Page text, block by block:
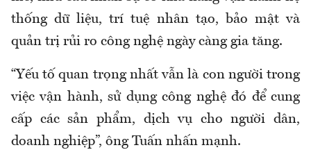
thống dữ liệu, trí tuệ nhân tạo, bảo mật và
quản trị rủi ro công nghệ ngày càng gia tăng.
“Yếu tố quan trọng nhất vẫn là con người trong
việc vận hành, sử dụng công nghệ đó để cung
cấp các sản phẩm, dịch vụ cho người dân,
doanh nghiệp”, ông Tuấn nhấn mạnh.